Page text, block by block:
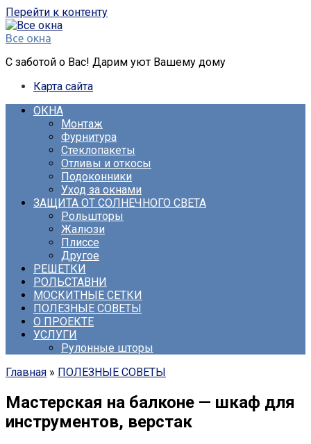
Перейти к контенту
Все окна
С заботой о Вас! Дарим уют Вашему дому
Карта сайта
ОКНА
Монтаж
Фурнитура
Стеклопакеты
Отливы и откосы
Подоконники
Уход за окнами
ЗАЩИТА ОТ СОЛНЕЧНОГО СВЕТА
Рольшторы
Жалюзи
Плиссе
Другое
РЕШЕТКИ
РОЛЬСТАВНИ
МОСКИТНЫЕ СЕТКИ
ПОЛЕЗНЫЕ СОВЕТЫ
О ПРОЕКТЕ
УСЛУГИ
Рулонные шторы
Главная » ПОЛЕЗНЫЕ СОВЕТЫ
Мастерская на балконе — шкаф для
инструментов, верстак